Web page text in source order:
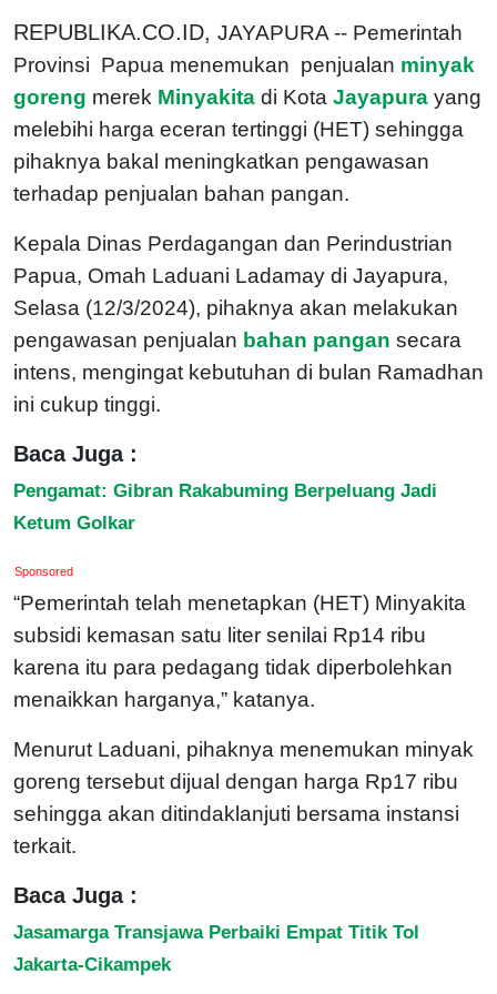
REPUBLIKA.CO.ID, JAYAPURA -- Pemerintah
Provinsi Papua menemukan penjualan minyak
goreng merek Minyakita di Kota Jayapura yang
melebihi harga eceran tertinggi (HET) sehingga
pihaknya bakal meningkatkan pengawasan
terhadap penjualan bahan pangan.
Kepala Dinas Perdagangan dan Perindustrian
Papua, Omah Laduani Ladamay di Jayapura,
Selasa (12/3/2024), pihaknya akan melakukan
pengawasan penjualan bahan pangan secara
intens, mengingat kebutuhan di bulan Ramadhan
ini cukup tinggi.
Baca Juga :
Pengamat: Gibran Rakabuming Berpeluang Jadi
Ketum Golkar
Sponsored
“Pemerintah telah menetapkan (HET) Minyakita
subsidi kemasan satu liter senilai Rp14 ribu
karena itu para pedagang tidak diperbolehkan
menaikkan harganya,” katanya.
Menurut Laduani, pihaknya menemukan minyak
goreng tersebut dijual dengan harga Rp17 ribu
sehingga akan ditindaklanjuti bersama instansi
terkait.
Baca Juga :
Jasamarga Transjawa Perbaiki Empat Titik Tol
Jakarta-Cikampek